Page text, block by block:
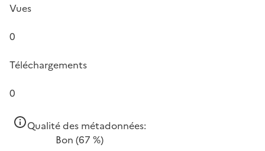
Vues
0
Téléchargements
0
Qualité des métadonnées:
Bon (67 %)